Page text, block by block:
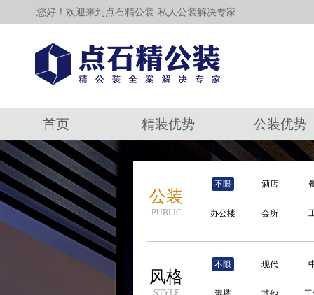
您好！欢迎来到点石精公装·私人公装解决专家
首页 精装优势 公装优势
公装
PUBLIC
不限 酒店
办公楼 会所
风格
STYLE
不限 现代